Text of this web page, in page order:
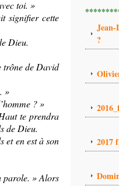
toi. »
signifier cette
Dieu.
trône de David
»
? »
te prendra
de Dieu.
et en est à son
parole. » Alors
?
2017